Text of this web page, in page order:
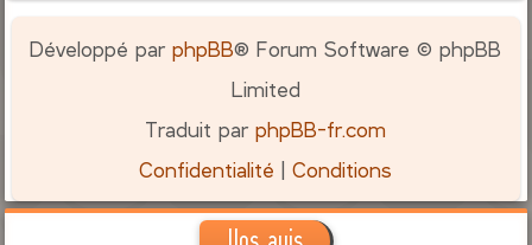
Développé parphpBB® Forum Software © phpBB
Limited
Traduit parphpBB-fr.com
Confidentialité |Conditions